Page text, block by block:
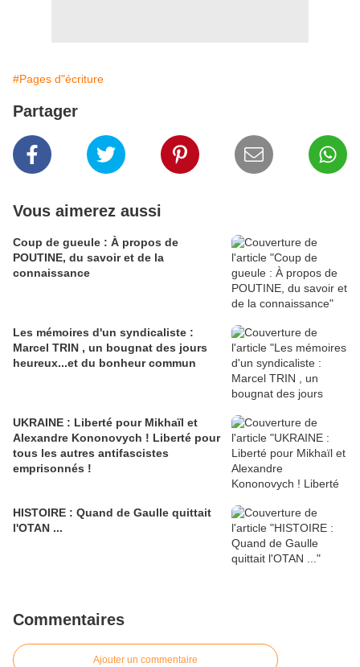
#Pages d"écriture
Partager
Vous aimerez aussi
Coup de gueule : À propos de
POUTINE, du savoir et de la
connaissance
Les mémoires d'un syndicaliste :
Marcel TRIN , un bougnat des jours
heureux...et du bonheur commun
UKRAINE : Liberté pour Mikhaïl et
Alexandre Kononovych ! Liberté pour
tous les autres antifascistes
emprisonnés !
HISTOIRE : Quand de Gaulle quittait
l'OTAN ...
Commentaires
Ajouter un commentaire